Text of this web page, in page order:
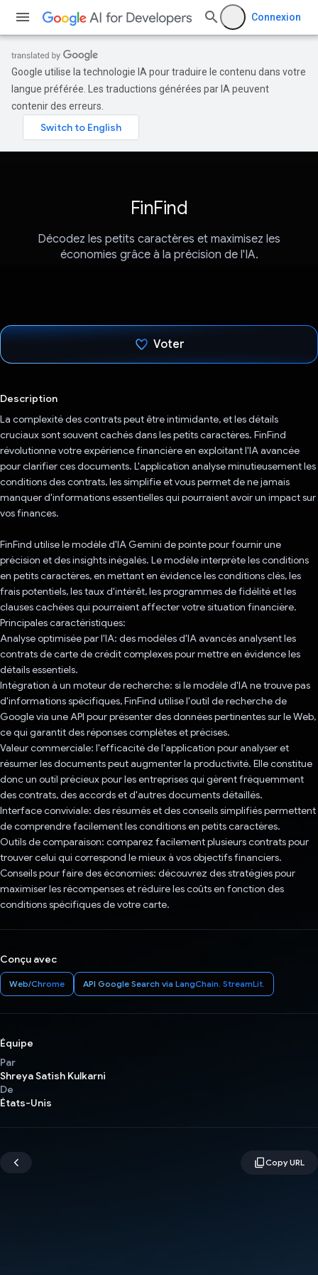
Connexion
Google utilise la technologie IA pour traduire le contenu dans votre
langue préférée. Les traductions générées par IA peuvent
contenir des erreurs.
FinFind
Décodez les petits caractères et maximisez les
économies grâce à la précision de l'IA.
Voter
Description
La complexité des contrats peut être intimidante, et les détails
cruciaux sont souvent cachés dans les petits caractères. FinFind
révolutionne votre expérience financière en exploitant l'IA avancée
pour clarifier ces documents. L'application analyse minutieusement les
conditions des contrats, les simplifie et vous permet de ne jamais
manquer d'informations essentielles qui pourraient avoir un impact sur
vos finances.
FinFind utilise le modèle d'IA Gemini de pointe pour fournir une
précision et des insights inégalés. Le modèle interprète les conditions
en petits caractères, en mettant en évidence les conditions clés, les
frais potentiels, les taux d'intérêt, les programmes de fidélité et les
clauses cachées qui pourraient affecter votre situation financière.
Principales caractéristiques:
Analyse optimisée par l'IA: des modèles d'IA avancés analysent les
contrats de carte de crédit complexes pour mettre en évidence les
détails essentiels.
Intégration à un moteur de recherche: si le modèle d'IA ne trouve pas
d'informations spécifiques, FinFind utilise l'outil de recherche de
Google via une API pour présenter des données pertinentes sur le Web,
ce qui garantit des réponses complètes et précises.
Valeur commerciale: l'efficacité de l'application pour analyser et
résumer les documents peut augmenter la productivité. Elle constitue
donc un outil précieux pour les entreprises qui gèrent fréquemment
des contrats, des accords et d'autres documents détaillés.
Interface conviviale: des résumés et des conseils simplifiés permettent
de comprendre facilement les conditions en petits caractères.
Outils de comparaison: comparez facilement plusieurs contrats pour
trouver celui qui correspond le mieux à vos objectifs financiers.
Conseils pour faire des économies: découvrez des stratégies pour
maximiser les récompenses et réduire les coûts en fonction des
conditions spécifiques de votre carte.
Conçu avec
Web/Chrome API Google Search via LangChain. StreamLit.
Équipe
Par
Shreya Satish Kulkarni
De
États-Unis